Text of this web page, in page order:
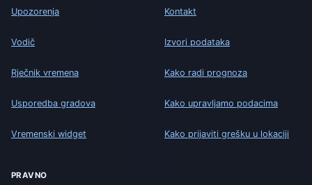
Upozorenja
Vodič
Rječnik vremena
Usporedba gradova
Vremenski widget
Kontakt
Izvori podataka
Kako radi prognoza
Kako upravljamo podacima
Kako prijaviti grešku u lokaciji
PRAVNO